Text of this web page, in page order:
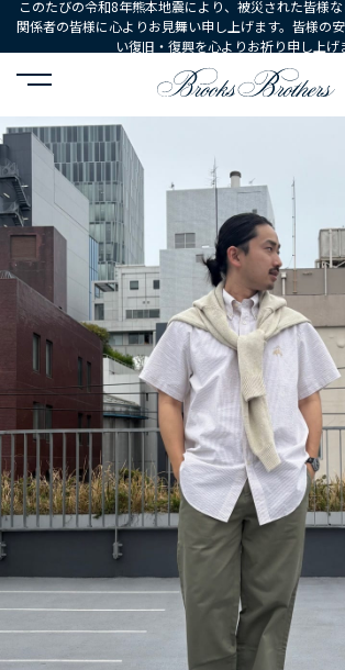
このたびの令和8年熊本地震により、被災された皆様
関係者の皆様に心よりお見舞い申し上げます。皆様の
い復旧・復興を心よりお祈り申し上げ
HOME コーディネート コーディネート詳細